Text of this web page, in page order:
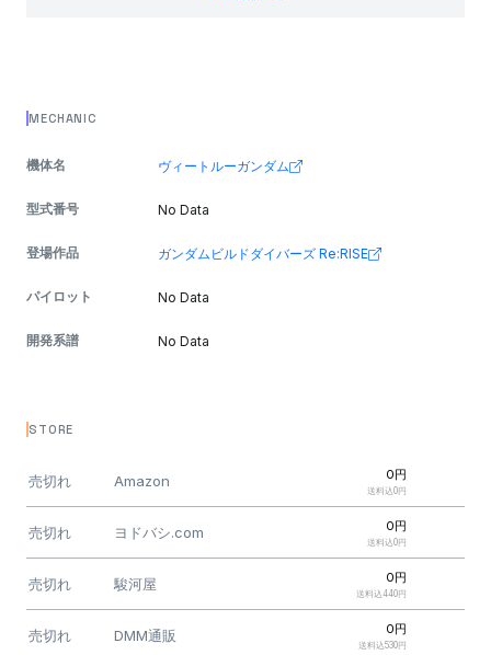
MECHANIC
機体名 ヴィートルーガンダム
型式番号 No Data
登場作品 ガンダムビルドダイバーズ Re:RISE
パイロット No Data
開発系譜 No Data
STORE
売切れ Amazon 0円
送料込0円
売切れ ヨドバシ.com 0円
送料込0円
売切れ 駿河屋 0円
送料込440円
売切れ DMM通販 0円
送料込530円